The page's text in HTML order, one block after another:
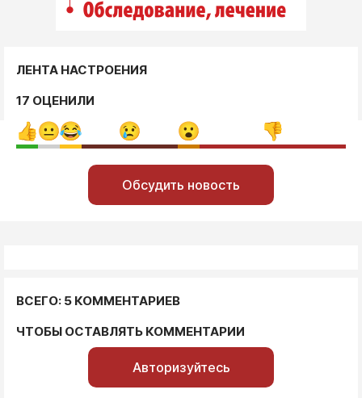
ЛЕНТА НАСТРОЕНИЯ
17 ОЦЕНИЛИ
Обсудить новость
ВСЕГО: 5 КОММЕНТАРИЕВ
ЧТОБЫ ОСТАВЛЯТЬ КОММЕНТАРИИ
Авторизуйтесь